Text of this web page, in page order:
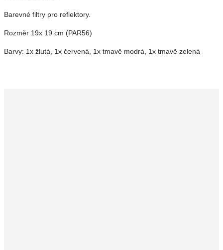
Barevné filtry pro reflektory.
Rozměr 19x 19 cm (PAR56)
Barvy: 1x žlutá, 1x červená, 1x tmavě modrá, 1x tmavě zelená